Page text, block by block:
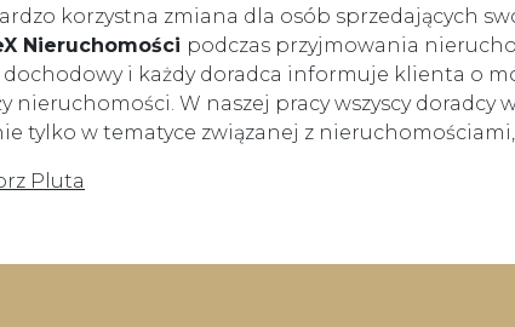
korzystna zmiana dla osób sprzedających
Nieruchomości podczas przyjmowania
i każdy doradca informuje klienta o
nieruchomości. W naszej pracy wszyscy doradcy
tylko w tematyce związanej z
Pluta